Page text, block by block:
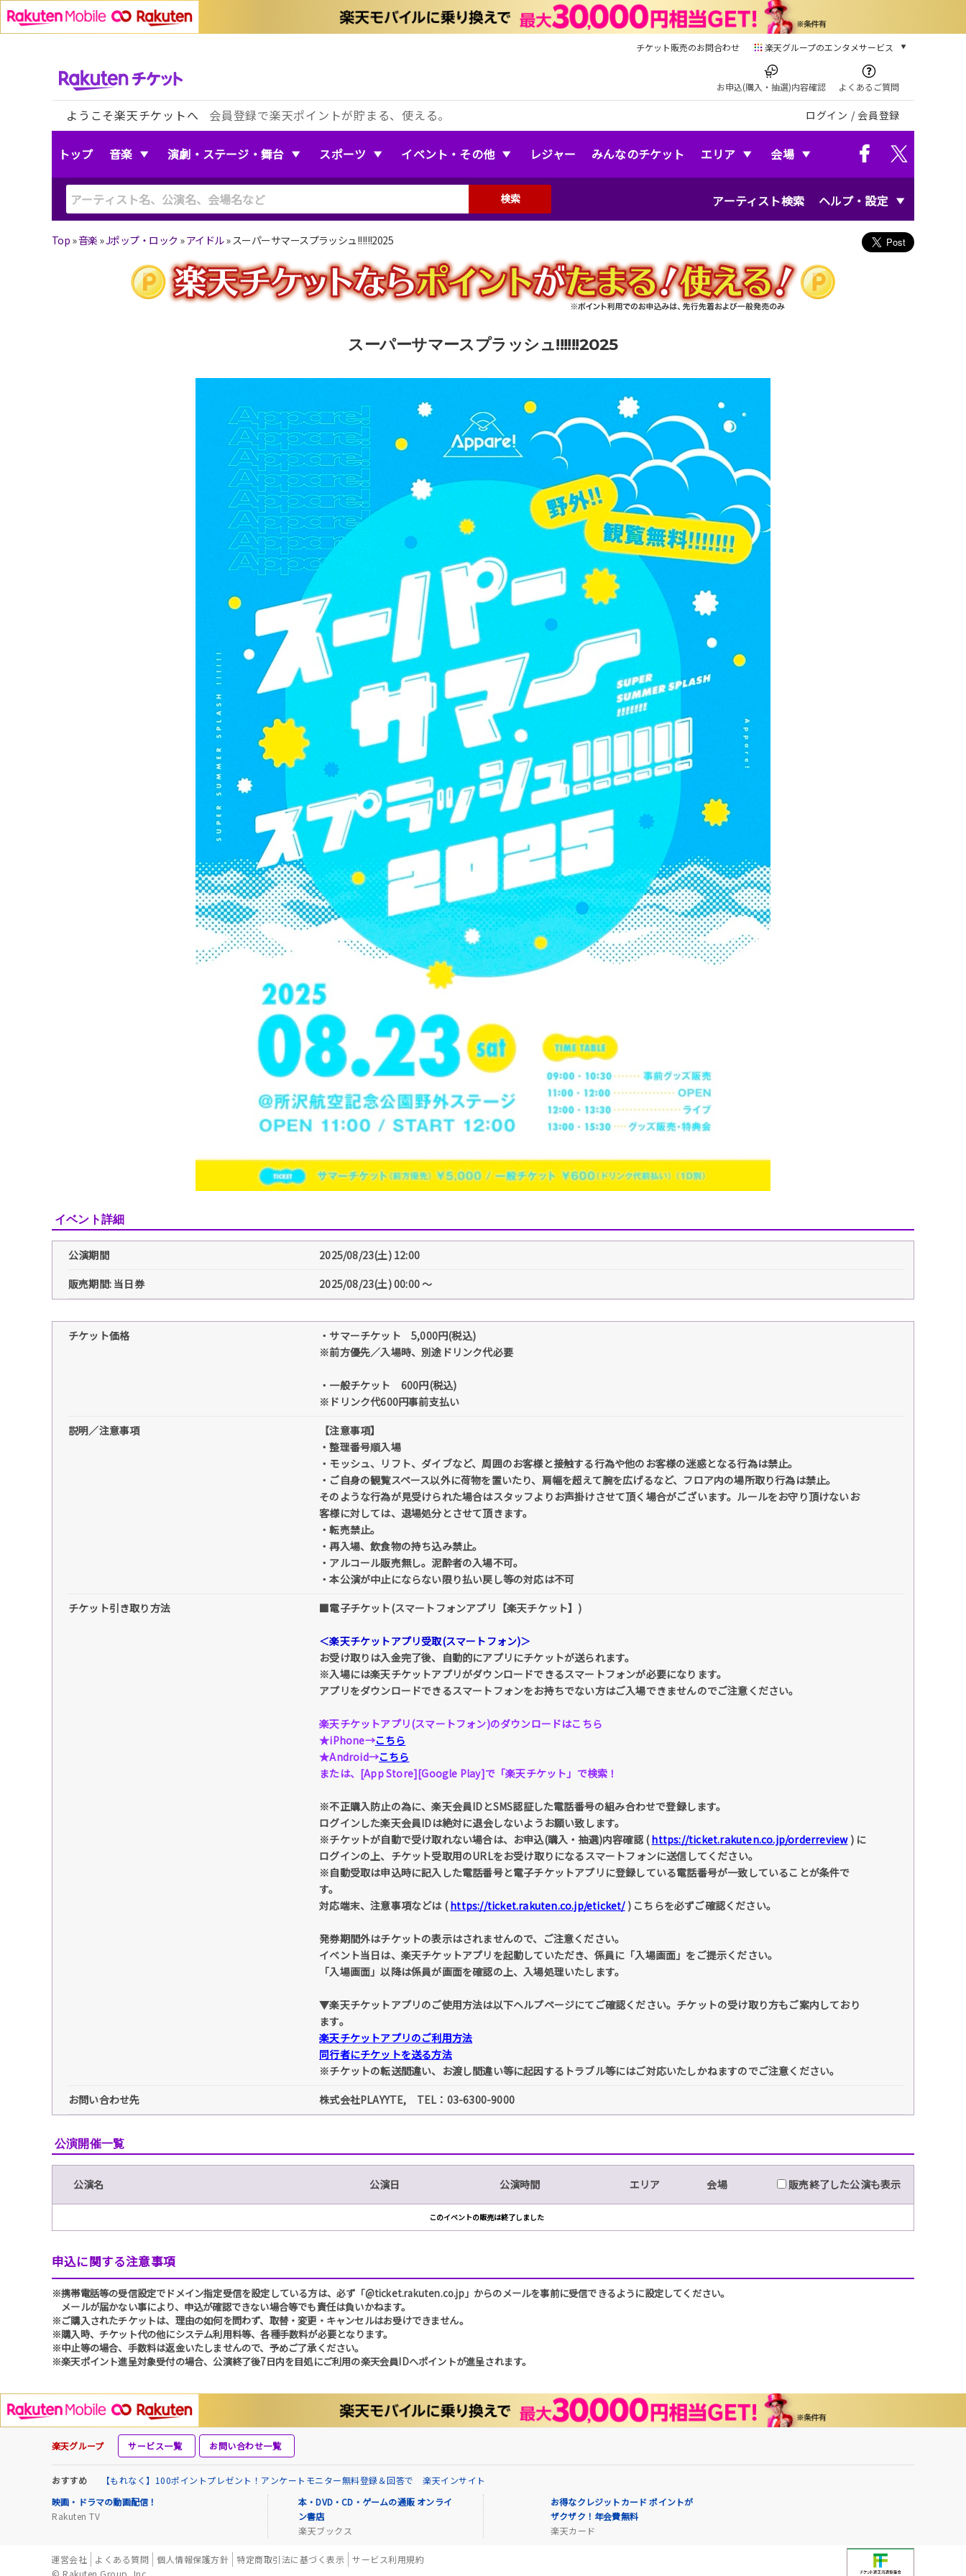
チケット販売のお問合わせ 楽天グループのエンタメサービス
本/ゲーム/CD/DVD
楽天ブックス
電子書籍
楽天Kobo
音楽配信
動画配信ガイド
Rakuten PLAY
無料テレビ
お申込(購入・抽選)内容確認 よくあるご質問
ようこそ楽天チケットへ 会員登録で楽天ポイントが貯まる、使える。 ログイン / 会員登録
トップ 音楽 演劇・ステージ・舞台 スポーツ イベント・その他 レジャー みんなのチケット エリア 会場
アーティスト検索 ヘルプ・設定
検索
Top »音楽 »Jポップ・ロック »アイドル» スーパーサマースプラッシュ!!!!!!2025
スーパーサマースプラッシュ!!!!!!2025
イベント詳細
公演期間
2025/08/23(土) 12:00
販売期間: 当日券
2025/08/23(土) 00:00 〜
チケット価格
・サマーチケット 5,000円(税込)
※前方優先／入場時、別途ドリンク代必要
・一般チケット 600円(税込)
※ドリンク代600円事前支払い
説明／注意事項
【注意事項】
・整理番号順入場
・モッシュ、リフト、ダイブなど、周囲のお客様と接触する行為や他のお客様の迷惑となる行為は禁止。
・ご自身の観覧スペース以外に荷物を置いたり、肩幅を超えて腕を広げるなど、フロア内の場所取り行為は禁止。
そのような行為が見受けられた場合はスタッフよりお声掛けさせて頂く場合がございます。ルールをお守り頂けないお
客様に対しては、退場処分とさせて頂きます。
・転売禁止。
・再入場、飲食物の持ち込み禁止。
・アルコール販売無し。泥酔者の入場不可。
・本公演が中止にならない限り払い戻し等の対応は不可
チケット引き取り方法
■電子チケット(スマートフォンアプリ【楽天チケット】)
＜楽天チケットアプリ受取(スマートフォン)＞
お受け取りは入金完了後、自動的にアプリにチケットが送られます。
※入場には楽天チケットアプリがダウンロードできるスマートフォンが必要になります。
アプリをダウンロードできるスマートフォンをお持ちでない方はご入場できませんのでご注意ください。
楽天チケットアプリ(スマートフォン)のダウンロードはこちら
★iPhone→こちら
★Android→こちら
または、[App Store][Google Play]で「楽天チケット」で検索！
※不正購入防止の為に、楽天会員IDとSMS認証した電話番号の組み合わせで登録します。
ログインした楽天会員IDは絶対に退会しないようお願い致します。
※チケットが自動で受け取れない場合は、お申込(購入・抽選)内容確認 (https://ticket.rakuten.co.jp/orderreview) に
ログインの上、チケット受取用のURLをお受け取りになるスマートフォンに送信してください。
※自動受取は申込時に記入した電話番号と電子チケットアプリに登録している電話番号が一致していることが条件で
す。
対応端末、注意事項などは (https://ticket.rakuten.co.jp/eticket/) こちらを必ずご確認ください。
発券期間外はチケットの表示はされませんので、ご注意ください。
イベント当日は、楽天チケットアプリを起動していただき、係員に「入場画面」をご提示ください。
「入場画面」以降は係員が画面を確認の上、入場処理いたします。
▼楽天チケットアプリのご使用方法は以下ヘルプページにてご確認ください。チケットの受け取り方もご案内しており
ます。
楽天チケットアプリのご利用方法
同行者にチケットを送る方法
※チケットの転送間違い、お渡し間違い等に起因するトラブル等にはご対応いたしかねますのでご注意ください。
お問い合わせ先
株式会社PLAYYTE, TEL：03-6300-9000
公演開催一覧
公演名 公演日 公演時間 エリア 会場 販売終了した公演も表示
このイベントの販売は終了しました
申込に関する注意事項
※携帯電話等の受信設定でドメイン指定受信を設定している方は、必ず「@ticket.rakuten.co.jp」からのメールを事前に受信できるように設定してください。
メールが届かない事により、申込が確認できない場合等でも責任は負いかねます。
※ご購入されたチケットは、理由の如何を問わず、取替・変更・キャンセルはお受けできません。
※購入時、チケット代の他にシステム利用料等、各種手数料が必要となります。
※中止等の場合、手数料は返金いたしませんので、予めご了承ください。
※楽天ポイント進呈対象受付の場合、公演終了後7日内を目処にご利用の楽天会員IDへポイントが進呈されます。
楽天グループ サービス一覧 お問い合わせ一覧
おすすめ
【もれなく】100ポイントプレゼント！アンケートモニター無料登録＆回答で 楽天インサイト
映画・ドラマの動画配信！
Rakuten TV
本・DVD・CD・ゲームの通販 オンライ
ン書店
楽天ブックス
お得なクレジットカード ポイントが
ザクザク！年会費無料
楽天カード
運営会社 よくある質問 個人情報保護方針 特定商取引法に基づく表示
サービス利用規約
© Rakuten Group, Inc.